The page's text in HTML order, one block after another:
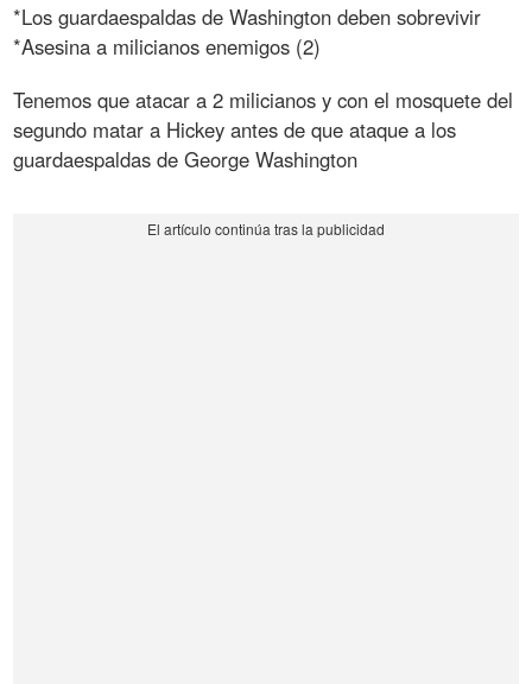
*Los guardaespaldas de Washington deben sobrevivir
*Asesina a milicianos enemigos (2)
Tenemos que atacar a 2 milicianos y con el mosquete del
segundo matar a Hickey antes de que ataque a los
guardaespaldas de George Washington